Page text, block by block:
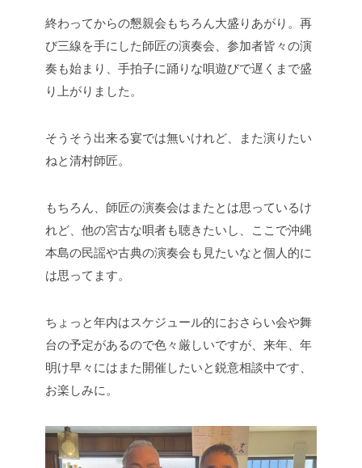
終わってからの懇親会もちろん大盛りあがり。再
び三線を手にした師匠の演奏会、参加者皆々の演
奏も始まり、手拍子に踊りな唄遊びで遅くまで盛
り上がりました。
そうそう出来る宴では無いけれど、また演りたい
ねと清村師匠。
もちろん、師匠の演奏会はまたとは思っているけ
れど、他の宮古な唄者も聴きたいし、ここで沖縄
本島の民謡や古典の演奏会も見たいなと個人的に
は思ってます。
ちょっと年内はスケジュール的におさらい会や舞
台の予定があるので色々厳しいですが、来年、年
明け早々にはまた開催したいと鋭意相談中です、
お楽しみに。